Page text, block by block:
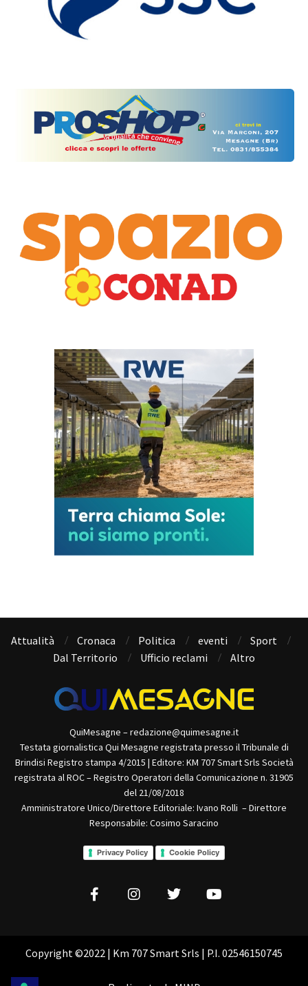
Attualità Cronaca Politica eventi
Sport
Dal Territorio
Ufficio reclami Altro
QuiMesagne – redazione@quimesagne.it
Testata giornalistica Qui Mesagne registrata presso il Tribunale di
Brindisi Registro stampa 4/2015 | Editore: KM 707 Smart Srls Società
registrata al ROC – Registro Operatori della Comunicazione n. 31905
del 21/08/2018
Amministratore Unico/Direttore Editoriale: Ivano Rolli – Direttore
Responsabile: Cosimo Saracino
Privacy Policy Cookie Policy
Copyright ©2022 | Km 707 Smart Srls | P.I. 02546150745